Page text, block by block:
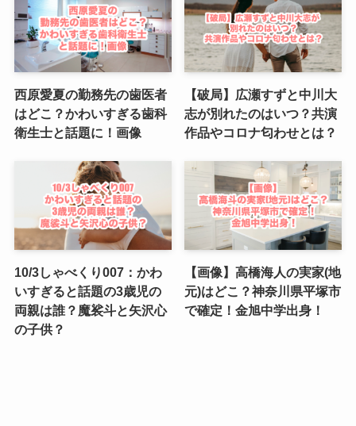
西原愛夏の勤務先の歯医者
はどこ？かわいすぎる歯科
衛生士と話題に！画像
【破局】広瀬すずと中川大
志が別れたのはいつ？共演
作品やコロナ匂わせとは？
10/3しゃべくり007：かわ
いすぎると話題の3歳児の
両親は誰？魔裟斗と矢沢心
の子供？
【画像】高橋海人の実家(地
元)はどこ？神奈川県平塚市
で確定！金旭中学出身！